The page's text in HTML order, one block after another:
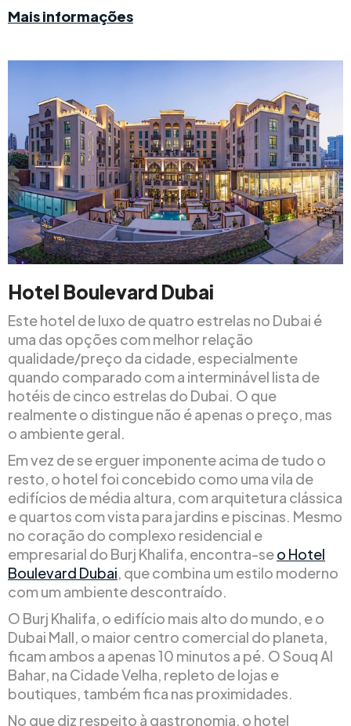
Mais informações
Hotel Boulevard Dubai
Este hotel de luxo de quatro estrelas no Dubai é
uma das opções com melhor relação
qualidade/preço da cidade, especialmente
quando comparado com a interminável lista de
hotéis de cinco estrelas do Dubai. O que
realmente o distingue não é apenas o preço, mas
o ambiente geral.
Em vez de se erguer imponente acima de tudo o
resto, o hotel foi concebido como uma vila de
edifícios de média altura, com arquitetura clássica
e quartos com vista para jardins e piscinas. Mesmo
no coração do complexo residencial e
empresarial do Burj Khalifa, encontra-seo Hotel
Boulevard Dubai, que combina um estilo moderno
com um ambiente descontraído.
O Burj Khalifa, o edifício mais alto do mundo, e o
Dubai Mall, o maior centro comercial do planeta,
ficam ambos a apenas 10 minutos a pé. O Souq Al
Bahar, na Cidade Velha, repleto de lojas e
boutiques, também fica nas proximidades.
No que diz respeito à gastronomia, o hotel